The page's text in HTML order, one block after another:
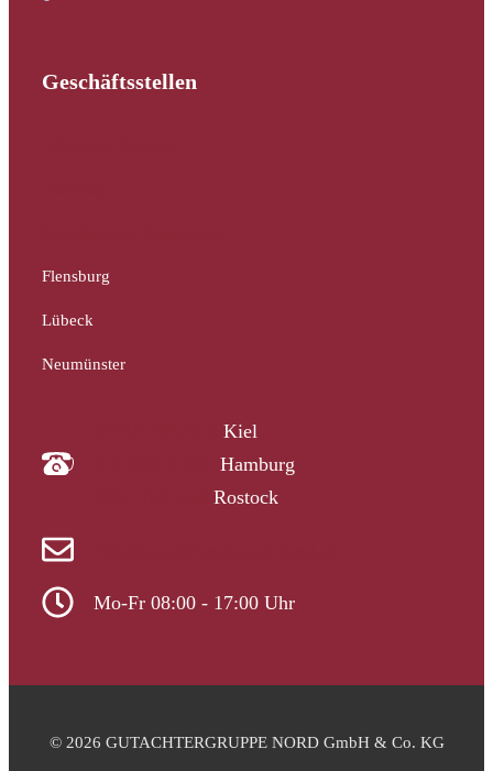
Geschäftsstellen
Flensburg
Lübeck
Neumünster
Kiel
Hamburg
Rostock
Mo-Fr 08:00 - 17:00 Uhr
© 2026 GUTACHTERGRUPPE NORD GmbH & Co. KG